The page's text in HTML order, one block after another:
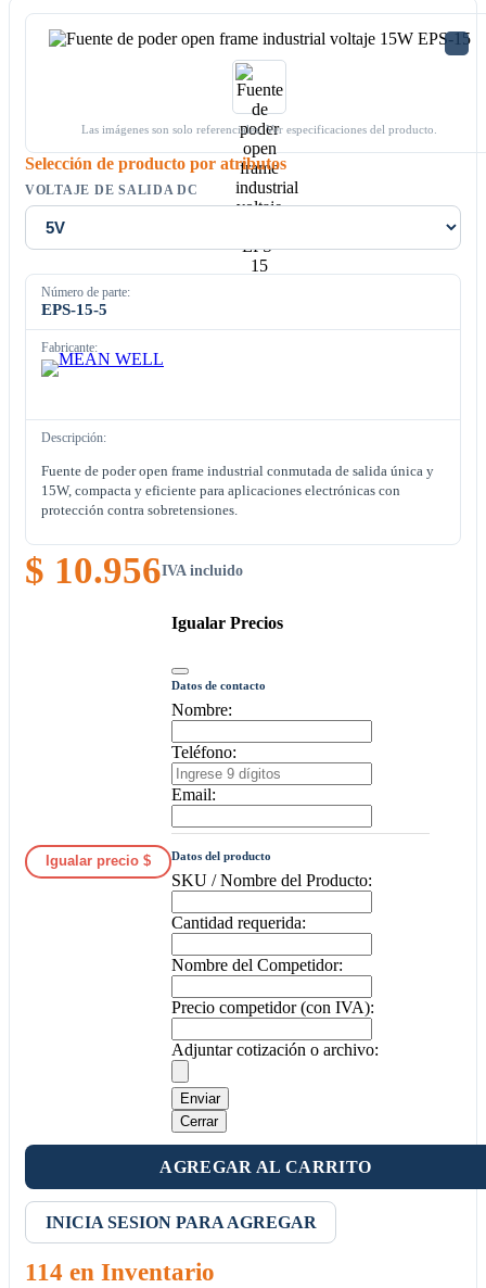
Las imágenes son solo referenciales. Ver especificaciones del producto.
Selección de producto por atributos
VOLTAJE DE SALIDA DC
Número de parte:
EPS-15-5
Fabricante:
Descripción:
Fuente de poder open frame industrial conmutada de salida única y
15W, compacta y eficiente para aplicaciones electrónicas con
protección contra sobretensiones.
$ 10.956IVA incluido
Igualar precio $
Igualar Precios
Datos de contacto
Nombre:
Teléfono:
Email:
Datos del producto
SKU / Nombre del Producto:
Cantidad requerida:
Nombre del Competidor:
Precio competidor (con IVA):
Adjuntar cotización o archivo:
Enviar
Cerrar
AGREGAR AL CARRITO
INICIA SESION PARA AGREGAR
114 en Inventario